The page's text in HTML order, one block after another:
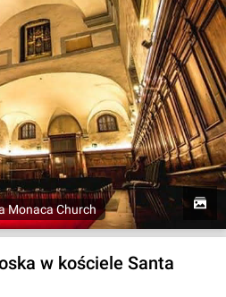
Monaca Church
w kościele Santa